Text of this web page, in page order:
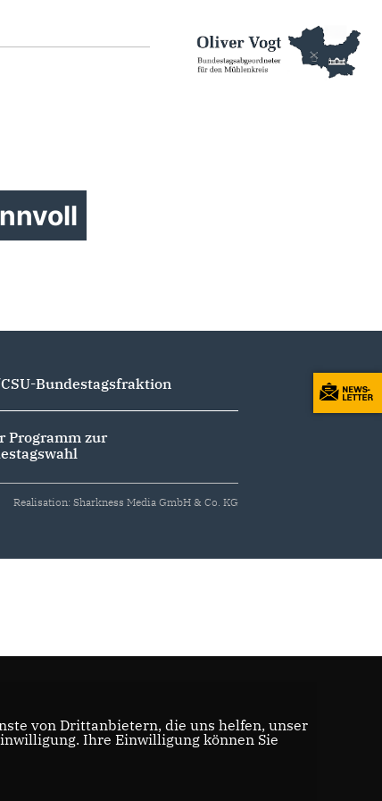
Bundestagsfraktion
Programm zur
Realisation: Sharkness Media GmbH & Co. KG
von Drittanbietern, die uns helfen, unser
Ihre Einwilligung können Sie